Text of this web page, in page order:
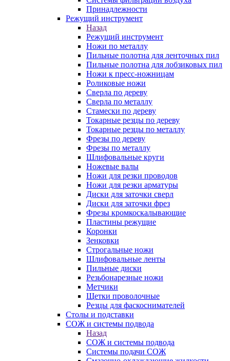
Принадлежности
Режущий инструмент
Назад
Режущий инструмент
Ножи по металлу
Пильные полотна для ленточных пил
Пильные полотна для лобзиковых пил
Ножи к пресс-ножницам
Роликовые ножи
Сверла по дереву
Сверла по металлу
Стамески по дереву
Токарные резцы по дереву
Токарные резцы по металлу
Фрезы по дереву
Фрезы по металлу
Шлифовальные круги
Ножевые валы
Ножи для резки проводов
Ножи для резки арматуры
Диски для заточки сверл
Диски для заточки фрез
Фрезы кромкоскалывающие
Пластины режущие
Коронки
Зенковки
Строгальные ножи
Шлифовальные ленты
Пильные диски
Резьбонарезные ножи
Метчики
Щетки проволочные
Резцы для фаскоснимателей
Столы и подставки
СОЖ и системы подвода
Назад
СОЖ и системы подвода
Системы подачи СОЖ